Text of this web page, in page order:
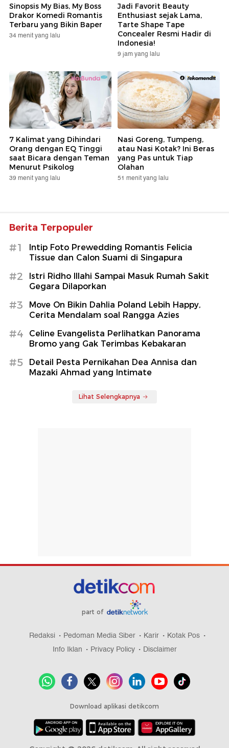
Sinopsis My Bias, My Boss
Drakor Komedi Romantis
Terbaru yang Bikin Baper
34 menit yang lalu
Jadi Favorit Beauty
Enthusiast sejak Lama,
Tarte Shape Tape
Concealer Resmi Hadir di
Indonesia!
9 jam yang lalu
7 Kalimat yang Dihindari
Orang dengan EQ Tinggi
saat Bicara dengan Teman
Menurut Psikolog
39 menit yang lalu
Nasi Goreng, Tumpeng,
atau Nasi Kotak? Ini Beras
yang Pas untuk Tiap
Olahan
51 menit yang lalu
Berita Terpopuler
#1
Intip Foto Prewedding Romantis Felicia
Tissue dan Calon Suami di Singapura
#2
Istri Ridho Illahi Sampai Masuk Rumah Sakit
Gegara Dilaporkan
#3
Move On Bikin Dahlia Poland Lebih Happy,
Cerita Mendalam soal Rangga Azies
#4
Celine Evangelista Perlihatkan Panorama
Bromo yang Gak Terimbas Kebakaran
#5
Detail Pesta Pernikahan Dea Annisa dan
Mazaki Ahmad yang Intimate
Lihat Selengkapnya
part of
Redaksi Pedoman Media Siber Karir
Kotak Pos
Info Iklan
Privacy Policy Disclaimer
Download aplikasi detikcom